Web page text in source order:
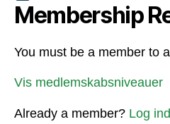
Membership
You must be a member to
Vis medlemskabsniveauer
Already a member? Log